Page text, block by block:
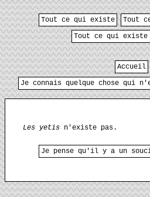
Tout ce qui existe
Tout
Tout ce qui
Accueil
Je connais quelque chose qui
Les yetis n'existe pas.